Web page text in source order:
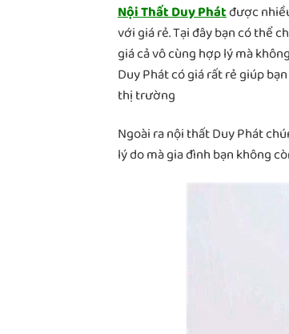
Nội Thất Duy Phátđược
với giá rẻ. Tại đây bạn có thể
giá cả vô cùng hợp lý mà
Duy Phát có giá rất rẻ giúp
thị trường
Ngoài ra nội thất Duy Phát
lý do mà gia đình bạn không